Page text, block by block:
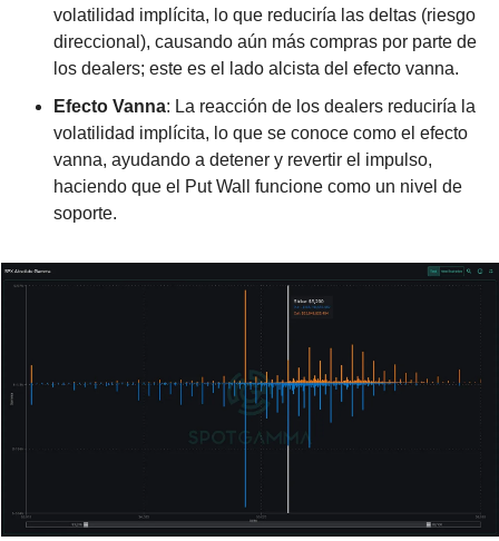
volatilidad implícita, lo que reduciría las deltas (riesgo
direccional), causando aún más compras por parte de
los dealers; este es el lado alcista del efecto vanna.
Efecto Vanna: La reacción de los dealers reduciría la
volatilidad implícita, lo que se conoce como el efecto
vanna, ayudando a detener y revertir el impulso,
haciendo que el Put Wall funcione como un nivel de
soporte.